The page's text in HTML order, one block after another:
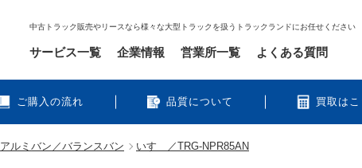
中古トラック販売やリースなら様々な大型トラックを扱うトラックランドにお任せください
ご購入の流れ 品質について 買取はこ
サービス一覧 企業情報 営業所一覧 よくある質問
アルミバン／バランスバン いすゞ／TRG-NPR85AN